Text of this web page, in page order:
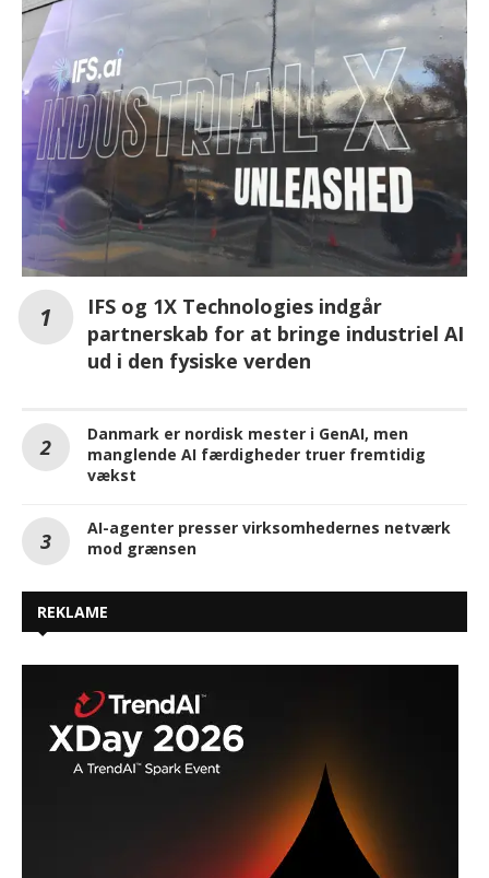
IFS og 1X Technologies indgår
partnerskab for at bringe industriel AI
ud i den fysiske verden
Danmark er nordisk mester i GenAI, men
manglende AI færdigheder truer fremtidig
vækst
AI-agenter presser virksomhedernes netværk
mod grænsen
REKLAME